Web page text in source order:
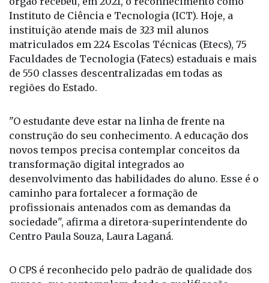
matriculados em 224 Escolas Técnicas (Etecs), 75
Faculdades de Tecnologia (Fatecs) estaduais e mais
de 550 classes descentralizadas em todas as
regiões do Estado.
"O estudante deve estar na linha de frente na
transformação digital integrados ao
desenvolvimento das habilidades do aluno. Esse é o
caminho para fortalecer a formação de
profissionais antenados com as demandas da
sociedade", afirma a diretora-superintendente do
Centro Paula Souza, Laura Laganá.
O CPS é reconhecido pelo padrão de qualidade dos
Entre os indicadores de excelência, destacam-se os